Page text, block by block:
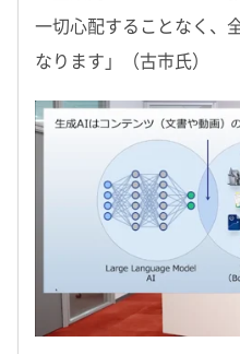
一切心配することなく、
なります」（古市氏）